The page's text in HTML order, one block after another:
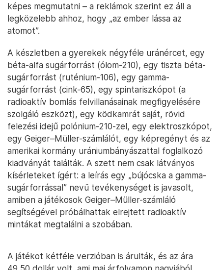
képes megmutatni – a reklámok szerint ez áll a
legközelebb ahhoz, hogy „az ember lássa az
atomot”.
A készletben a gyerekek négyféle uránércet, egy
béta-alfa sugárforrást (ólom-210), egy tiszta béta-
sugárforrást (ruténium-106), egy gamma-
sugárforrást (cink-65), egy spintariszkópot (a
radioaktív bomlás felvillanásainak megfigyelésére
szolgáló eszközt), egy ködkamrát saját, rövid
felezési idejű polónium-210-zel, egy elektroszkópot,
egy Geiger–Müller-számlálót, egy képregényt és az
amerikai kormány urániumbányászattal foglalkozó
kiadványát találták. A szett nem csak látványos
kísérleteket ígért: a leírás egy „bújócska a gamma-
sugárforrással” nevű tevékenységet is javasolt,
amiben a játékosok Geiger–Müller-számláló
segítségével próbálhattak elrejtett radioaktív
mintákat megtalálni a szobában.
A játékot kétféle verzióban is árulták, és az ára